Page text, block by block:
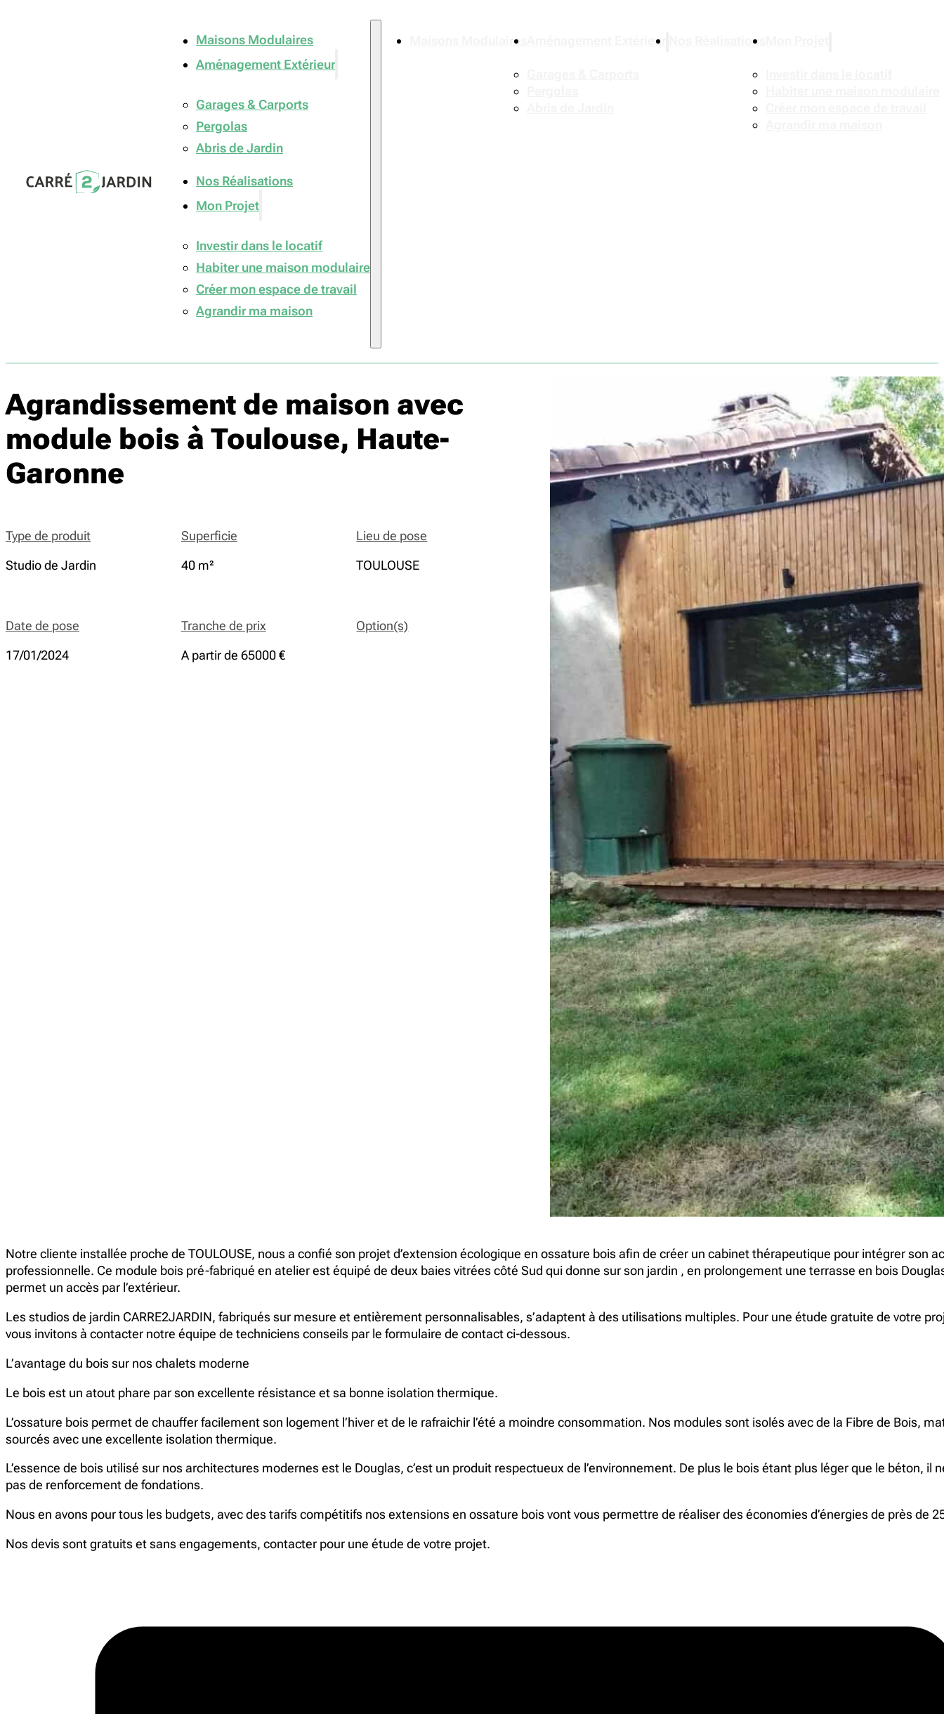
Maisons Modulaires
Aménagement Extérieur
Garages & Carports
Pergolas
Abris de Jardin
Nos Réalisations
Mon Projet
Investir dans le locatif
Habiter une maison modulaire
Créer mon espace de travail
Agrandir ma maison
Maisons Modulaires Aménagement Extérieur Nos Réalisations
Agrandissement de maison avec
module bois à Toulouse, Haute-
Garonne
Type de produit
Studio de Jardin
Superficie
40 m²
Lieu de pose
TOULOUSE
Date de pose
17/01/2024
Tranche de prix
A partir de 65000 €
Option(s)
Notre cliente installée proche de TOULOUSE, nous a confié son projet d’extension écologique en ossature bois afin de créer un cabinet thérapeutique pour intégrer son
professionnelle. Ce module bois pré-fabriqué en atelier est équipé de deux baies vitrées côté Sud qui donne sur son jardin , en prolongement une terrasse en bois
permet un accès par l’extérieur.
Les studios de jardin CARRE2JARDIN, fabriqués sur mesure et entièrement personnalisables, s’adaptent à des utilisations multiples. Pour une étude gratuite de votre
vous invitons à contacter notre équipe de techniciens conseils par le formulaire de contact ci-dessous.
L’avantage du bois sur nos chalets moderne
Le bois est un atout phare par son excellente résistance et sa bonne isolation thermique.
L’ossature bois permet de chauffer facilement son logement l’hiver et de le rafraichir l’été a moindre consommation. Nos modules sont isolés avec de la Fibre de Bois,
sourcés avec une excellente isolation thermique.
L’essence de bois utilisé sur nos architectures modernes est le Douglas, c’est un produit respectueux de l’environnement. De plus le bois étant plus léger que le béton, il
pas de renforcement de fondations.
Nous en avons pour tous les budgets, avec des tarifs compétitifs nos extensions en ossature bois vont vous permettre de réaliser des économies d’énergies de près de
Nos devis sont gratuits et sans engagements, contacter pour une étude de votre projet.